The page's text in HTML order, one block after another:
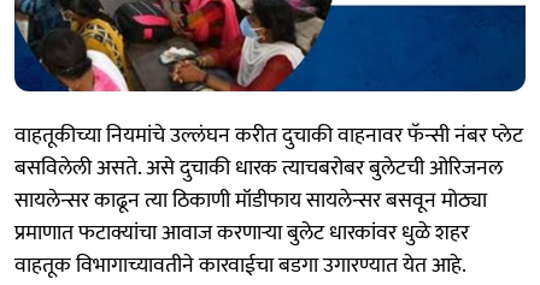
वाहतूकीच्या नियमांचे उल्लंघन करीत दुचाकी वाहनावर फॅन्सी नंबर प्लेट
बसविलेली असते. असे दुचाकी धारक त्याचबरोबर बुलेटची ओरिजनल
सायलेन्सर काढून त्या ठिकाणी मॉडीफाय सायलेन्सर बसवून मोठ्या
प्रमाणात फटाक्यांचा आवाज करणाऱ्या बुलेट धारकांवर धुळे शहर
वाहतूक विभागाच्यावतीने कारवाईचा बडगा उगारण्यात येत आहे.